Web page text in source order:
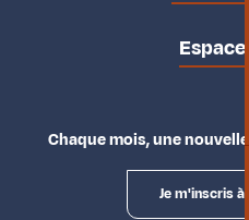
Espace
Chaque mois, une
Je m'inscris à